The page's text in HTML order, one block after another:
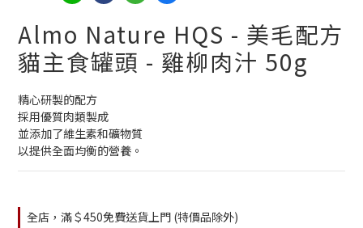
Almo Nature HQS - 美毛配方
貓主食罐頭 - 雞柳肉汁 50g
精心研製的配方
採用優質肉類製成
並添加了維生素和礦物質
以提供全面均衡的營養。
全店，滿＄450免費送貨上門 (特價品除外)